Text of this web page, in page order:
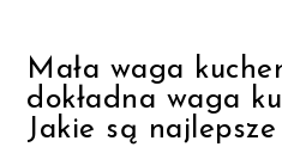
Mała waga
dokładna waga
Jakie są